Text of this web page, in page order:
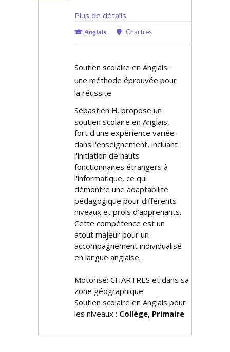
Plus de détails
Anglais Chartres
Soutien scolaire en Anglais :
une méthode éprouvée pour
la réussite
Sébastien H. propose un
soutien scolaire en Anglais,
fort d'une expérience variée
dans l'enseignement, incluant
l'initiation de hauts
fonctionnaires étrangers à
l'informatique, ce qui
démontre une adaptabilité
pédagogique pour différents
niveaux et profils d'apprenants.
Cette compétence est un
atout majeur pour un
accompagnement individualisé
en langue anglaise.
Motorisé: CHARTRES et dans sa
zone géographique
Soutien scolaire en Anglais pour
les niveaux : Collège, Primaire